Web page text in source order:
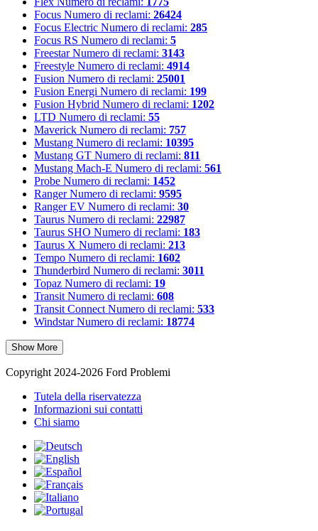
Focus Numero di reclami: 26424
Focus Electric Numero di reclami: 285
Focus RS Numero di reclami: 5
Freestar Numero di reclami: 3143
Freestyle Numero di reclami: 4914
Fusion Numero di reclami: 25001
Fusion Energi Numero di reclami: 199
Fusion Hybrid Numero di reclami: 1202
LTD Numero di reclami: 55
Maverick Numero di reclami: 757
Mustang Numero di reclami: 10395
Mustang GT Numero di reclami: 811
Mustang Mach-E Numero di reclami: 561
Probe Numero di reclami: 1452
Ranger Numero di reclami: 9595
Ranger EV Numero di reclami: 30
Taurus Numero di reclami: 22987
Taurus SHO Numero di reclami: 183
Taurus X Numero di reclami: 213
Tempo Numero di reclami: 1602
Thunderbird Numero di reclami: 3011
Topaz Numero di reclami: 19
Transit Numero di reclami: 608
Transit Connect Numero di reclami: 533
Windstar Numero di reclami: 18774
Show More
Copyright 2024-2026 Ford Problemi
Tutela della riservatezza
Informazioni sui contatti
Chi siamo